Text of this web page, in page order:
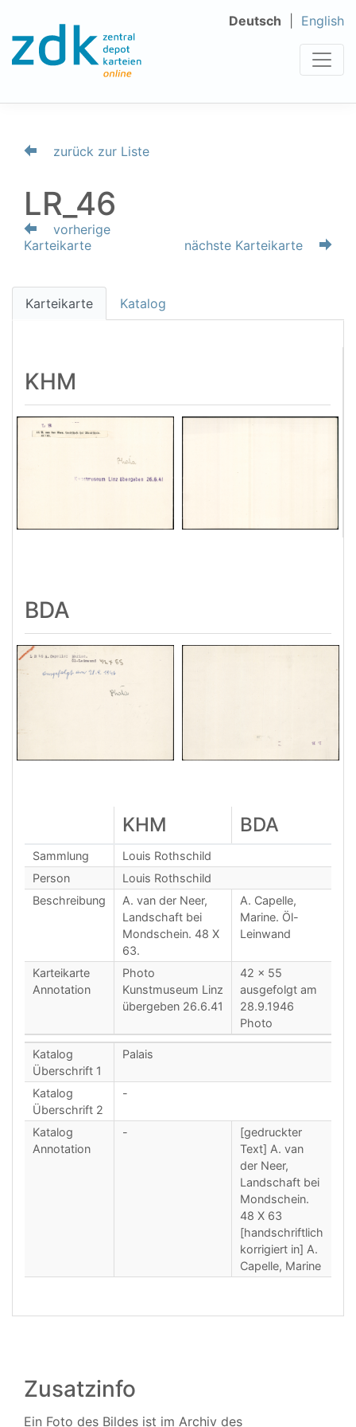
Deutsch English
zurück zur Liste
LR_46
vorherige
Karteikarte
nächste Karteikarte
Karteikarte Katalog
KHM
BDA
KHM BDA
Sammlung
Louis Rothschild
Person
Louis Rothschild
Beschreibung
A. van der Neer,
Landschaft bei
Mondschein. 48 X
63.
A. Capelle,
Marine. Öl-
Leinwand
Karteikarte
Annotation
Photo
Kunstmuseum Linz
übergeben 26.6.41
42 x 55
ausgefolgt am
28.9.1946
Photo
Katalog
Überschrift 1
Palais
Katalog
Überschrift 2
-
Katalog
Annotation
-
[gedruckter
Text] A. van
der Neer,
Landschaft bei
Mondschein.
48 X 63
[handschriftlich
korrigiert in] A.
Capelle, Marine
Zusatzinfo
Ein Foto des Bildes ist im Archiv des